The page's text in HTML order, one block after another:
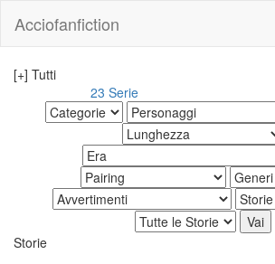
Acciofanfiction
[+] Tutti
23 Serie
Storie